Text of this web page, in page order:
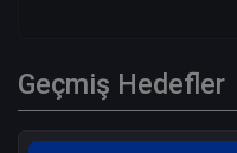
Geçmiş Hedefler